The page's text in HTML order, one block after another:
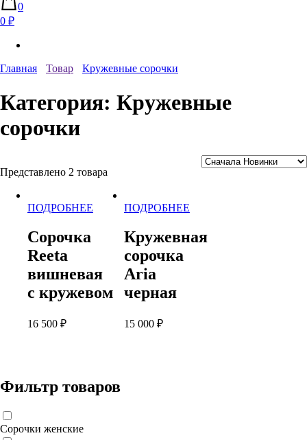
0
0 ₽
Главная Товар Кружевные сорочки
Категория: Кружевные
сорочки
Представлено 2 товара
ПОДРОБНЕЕ
несколько
вариаций.
можно
выбрать
странице
товара.
Сорочка
Reeta
вишневая
с кружевом
16 500 ₽
ПОДРОБНЕЕЭтот
несколько
Кружевная
сорочка
Aria
черная
15 000 ₽
Фильтр товаров
Сорочки женские